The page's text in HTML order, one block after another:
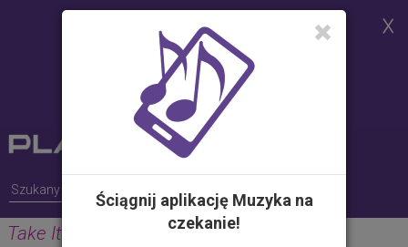
celu realizacji usług i zgodnie z
Polityką Plików Cookies.
Możesz określić warunki
przechowywania lub dostępu do
plików cookies w Twojej
przeglądarce
Take It Off
Ściągnij aplikację Muzyka na
czekanie!